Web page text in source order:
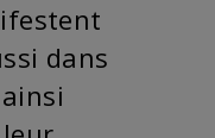
dans